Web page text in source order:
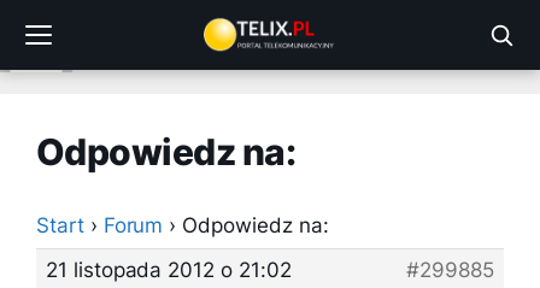
treści
Odpowiedz na:
Start › Forum › Odpowiedz na:
21 listopada 2012 o 21:02
#299885